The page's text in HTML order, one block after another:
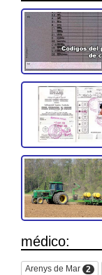
médico:
Arenys de Mar 2